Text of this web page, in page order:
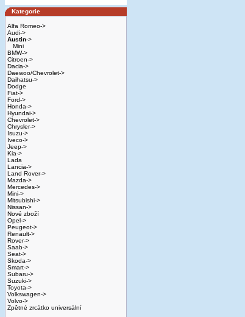
Kategorie
Alfa Romeo->
Audi->
Austin->
Mini
BMW->
Citroen->
Dacia->
Daewoo/Chevrolet->
Daihatsu->
Dodge
Fiat->
Ford->
Honda->
Hyundai->
Chevrolet->
Chrysler->
Isuzu->
Iveco->
Jeep->
Kia->
Lada
Lancia->
Land Rover->
Mazda->
Mercedes->
Mini->
Mitsubishi->
Nissan->
Nové zboží
Opel->
Peugeot->
Renault->
Rover->
Saab->
Seat->
Skoda->
Smart->
Subaru->
Suzuki->
Toyota->
Volkswagen->
Volvo->
Zpětné zrcátko universální